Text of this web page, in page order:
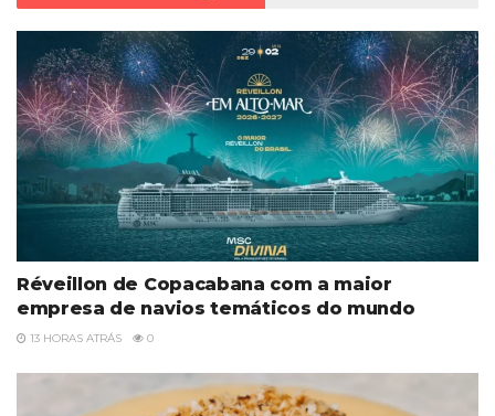
Réveillon de Copacabana com a maior
empresa de navios temáticos do mundo
13 HORAS ATRÁS 0